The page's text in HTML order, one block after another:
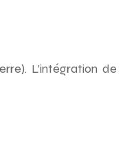
L’intégration de